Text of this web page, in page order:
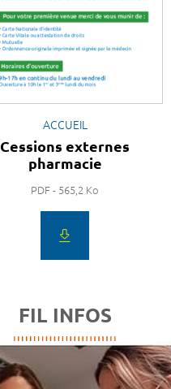
ACCUEIL
Cessions externes
pharmacie
PDF - 565,2 Ko
FIL INFOS